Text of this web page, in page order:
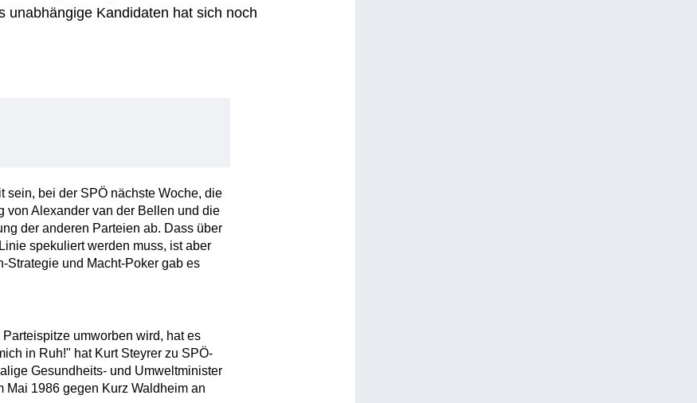
unabhängige Kandidaten hat sich noch
sein, bei der SPÖ nächste Woche, die
von Alexander van der Bellen und die
der anderen Parteien ab. Dass über
spekuliert werden muss, ist aber
Strategie und Macht-Poker gab es
umworben wird, hat es
in Ruh!" hat Kurt Steyrer zu SPÖ-
Gesundheits- und Umweltminister
Mai 1986 gegen Kurz Waldheim an